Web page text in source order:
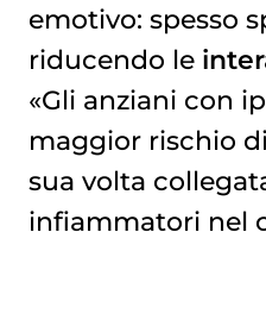
emotivo: spesso
riducendo le
«Gli anziani con
maggior rischio
sua volta
infiammatori nel